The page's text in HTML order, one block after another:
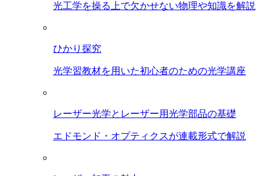
光工学を操る上で欠かせない物理や知識を解説
ひかり探究
光学習教材を用いた初心者のための光学講座
レーザー光学とレーザー用光学部品の基礎
エドモンド・オプティクスが連載形式で解説